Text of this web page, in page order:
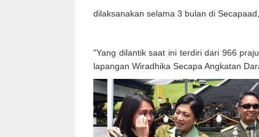
dilaksanakan selama 3 bulan di
"Yang dilantik saat ini terdiri dari 966
lapangan Wiradhika Secapa Angkatan